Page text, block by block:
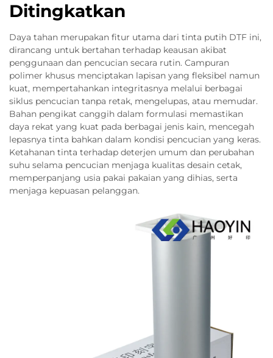
Ditingkatkan
Daya tahan merupakan fitur utama dari tinta putih DTF ini,
dirancang untuk bertahan terhadap keausan akibat
penggunaan dan pencucian secara rutin. Campuran
polimer khusus menciptakan lapisan yang fleksibel namun
kuat, mempertahankan integritasnya melalui berbagai
siklus pencucian tanpa retak, mengelupas, atau memudar.
Bahan pengikat canggih dalam formulasi memastikan
daya rekat yang kuat pada berbagai jenis kain, mencegah
lepasnya tinta bahkan dalam kondisi pencucian yang keras.
Ketahanan tinta terhadap deterjen umum dan perubahan
suhu selama pencucian menjaga kualitas desain cetak,
memperpanjang usia pakai pakaian yang dihias, serta
menjaga kepuasan pelanggan.